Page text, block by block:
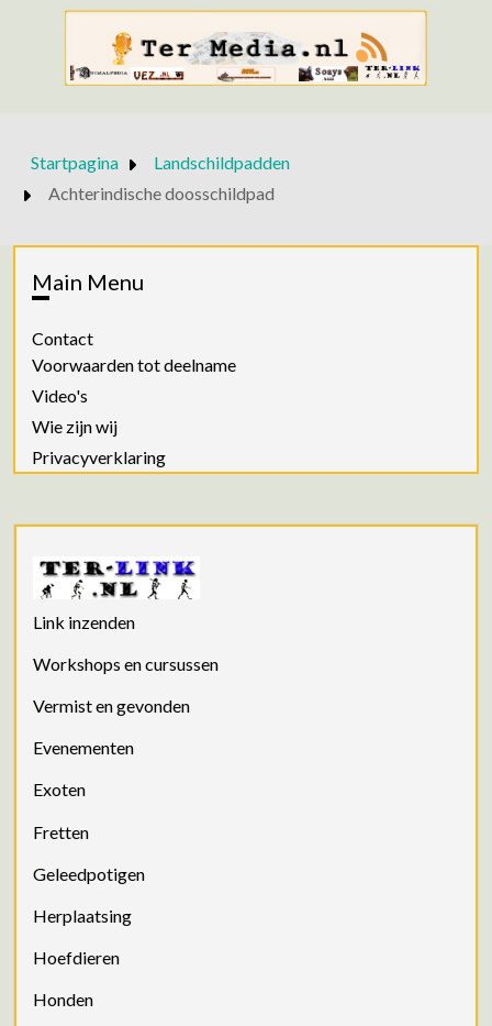
Startpagina
Landschildpadden
Achterindische doosschildpad
Main Menu
Contact
Voorwaarden tot deelname
Video's
Wie zijn wij
Privacyverklaring
Link inzenden
Workshops en cursussen
Vermist en gevonden
Evenementen
Exoten
Fretten
Geleedpotigen
Herplaatsing
Hoefdieren
Honden